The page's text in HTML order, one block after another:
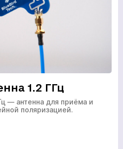
1.2 ГГц
— антенна для приёма и
поляризацией.